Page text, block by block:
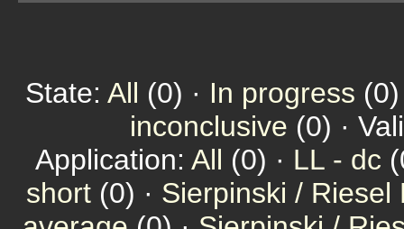
State: All (0) · In progress
inconclusive (0) ·
Application: All (0) · LL - dc
short (0) · Sierpinski / Riesel